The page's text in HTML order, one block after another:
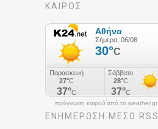
ΚΑΙΡΟΣ
πρόγνωση καιρού από το weather.gr
ΕΝΗΜΈΡΩΣΉ ΜΕΣΩ RSS